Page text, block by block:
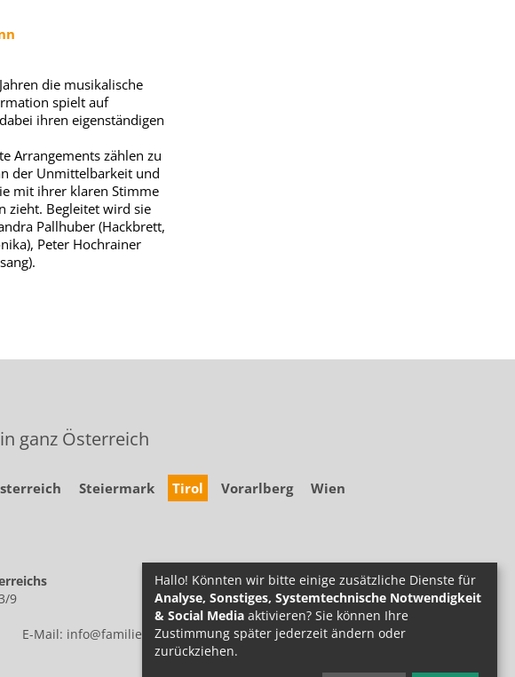
die musikalische
spielt auf
ihren eigenständigen
Arrangements zählen zu
der Unmittelbarkeit und
mit ihrer klaren Stimme
zieht. Begleitet wird sie
Pallhuber (Hackbrett,
Peter Hochrainer
ganz Österreich
Steiermark Tirol Vorarlberg Wien
9
E-Mail: info@familie.at
Hallo! Könnten wir bitte einige zusätzliche Dienste für
Analyse, Sonstiges, Systemtechnische Notwendigkeit
& Social Media aktivieren? Sie können Ihre
Zustimmung später jederzeit ändern oder
zurückziehen.